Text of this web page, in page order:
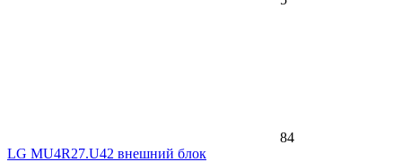
84
LG MU4R27.U42 внешний блок